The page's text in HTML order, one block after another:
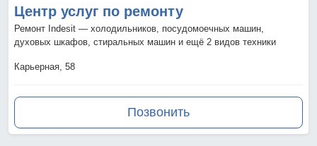
Центр услуг по ремонту
Ремонт Indesit — холодильников, посудомоечных машин,
духовых шкафов, стиральных машин и ещё 2 видов техники
Карьерная, 58
Позвонить